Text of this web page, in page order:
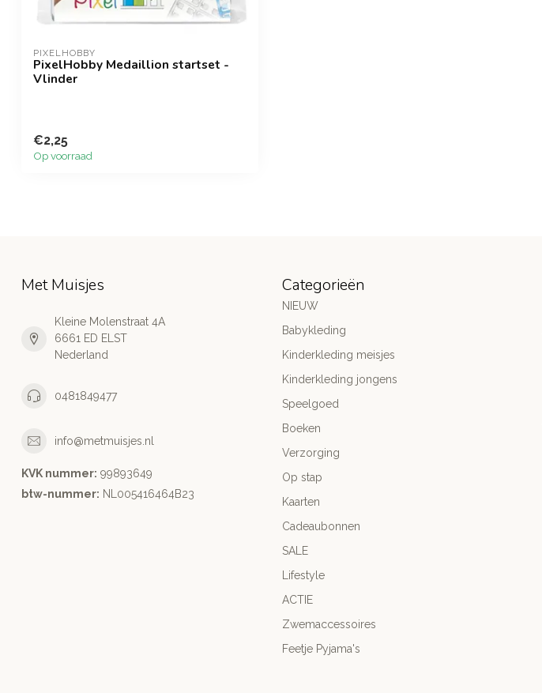
PIXELHOBBY
PixelHobby Medaillion startset -
Vlinder
€2,25
Op voorraad
Met Muisjes
Kleine Molenstraat 4A
6661 ED ELST
Nederland
0481849477
info@metmuisjes.nl
KVK nummer: 99893649
btw-nummer: NL005416464B23
Categorieën
NIEUW
Babykleding
Kinderkleding meisjes
Kinderkleding jongens
Speelgoed
Boeken
Verzorging
Op stap
Kaarten
Cadeaubonnen
SALE
Lifestyle
ACTIE
Zwemaccessoires
Feetje Pyjama's